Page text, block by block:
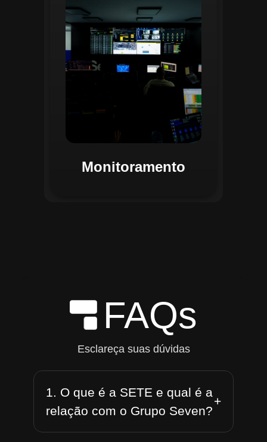
Monitoramento
informações operacionais,
identificando gargalos, não
conformidades e oportunidades de
melhoria.
FAQs
Esclareça suas dúvidas
1. O que é a SETE e qual é a
relação com o Grupo Seven?
+